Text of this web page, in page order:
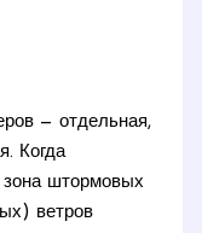
— отдельная,
Когда
зона штормовых
ветров